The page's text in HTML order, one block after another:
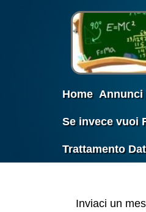
Home Annunci
Se invece vuoi
Trattamento
Inviaci un